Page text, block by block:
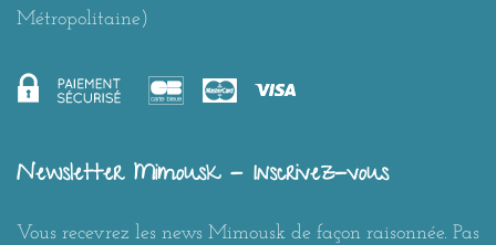
Métropolitaine)
Newsletter Mimousk - Inscrivez-vous
Vous recevrez les news Mimousk de façon raisonnée. Pas